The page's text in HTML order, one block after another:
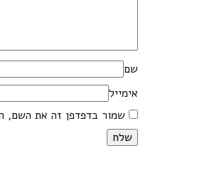
שם
אימייל
שמור בדפדפן זה את השם,